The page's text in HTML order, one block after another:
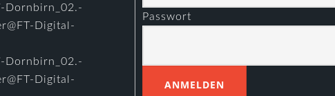
Passwort